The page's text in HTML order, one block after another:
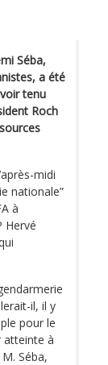
Séba,
a été
tenu
Roch
midi
nationale”
à
Hervé
il, il y
pour le
atteinte à
Séba,